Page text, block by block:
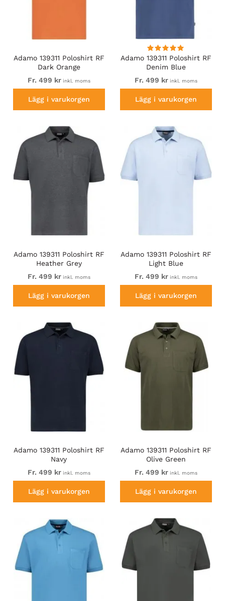
Adamo 139311 Poloshirt RF
Dark Orange
Fr. 499 krinkl. moms
Lägg i varukorgen
Adamo 139311 Poloshirt RF
Denim Blue
Fr. 499 kr inkl. moms
Lägg i varukorgen
Adamo 139311 Poloshirt RF
Heather Grey
Fr. 499 krinkl. moms
Lägg i varukorgen
Adamo 139311 Poloshirt RF
Light Blue
Fr. 499 kr inkl. moms
Lägg i varukorgen
Adamo 139311 Poloshirt RF
Navy
Fr. 499 krinkl. moms
Lägg i varukorgen
Adamo 139311 Poloshirt RF
Olive Green
Fr. 499 kr inkl. moms
Lägg i varukorgen